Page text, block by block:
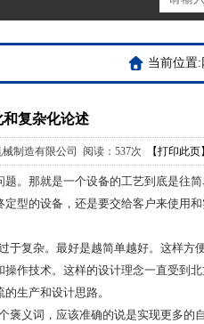
当前位置:
复杂化论述
制造有限公司 阅读： 537次 【打印此页】
。那就是一个设备的工艺到底是往
型的设备，还是要交给客户来使用
复杂。最好是越简单越好。这样方
作技术。这样的设计理念一直受到
生产和设计思路。
义词，应该准确的说是实现更多的